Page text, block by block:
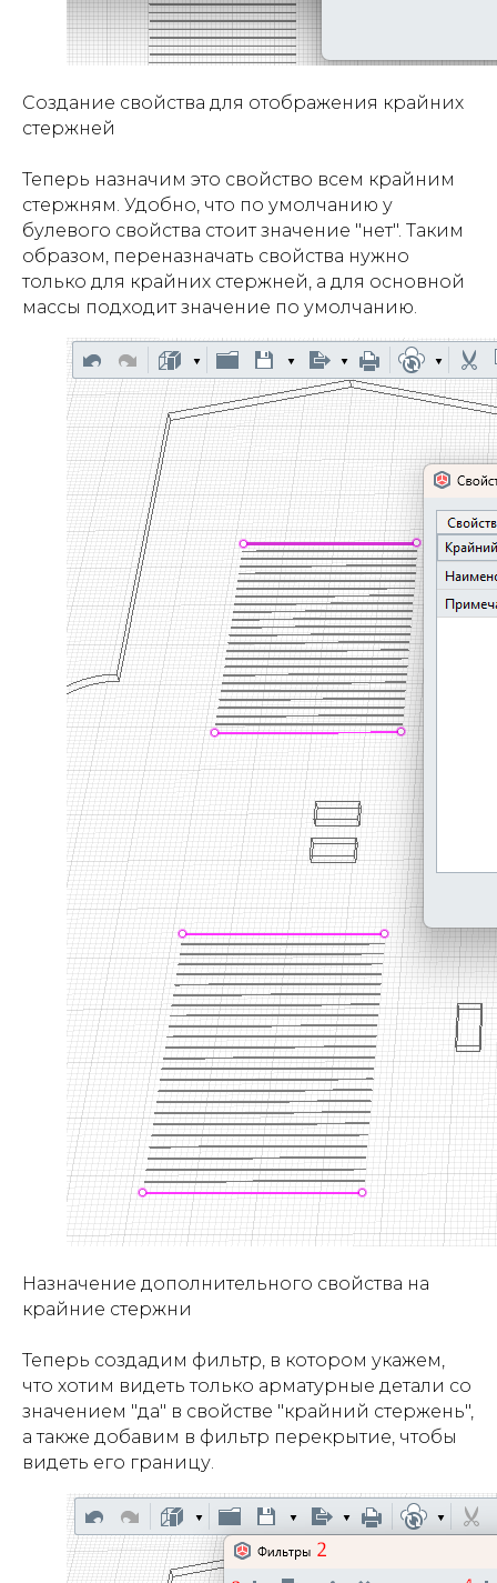
Создание свойства для отображения крайних
стержней
Теперь назначим это свойство всем крайним
стержням. Удобно, что по умолчанию у
булевого свойства стоит значение "нет". Таким
образом, переназначать свойства нужно
только для крайних стержней, а для основной
массы подходит значение по умолчанию.
Назначение дополнительного свойства на
крайние стержни
Теперь создадим фильтр, в котором укажем,
что хотим видеть только арматурные детали со
значением "да" в свойстве "крайний стержень",
а также добавим в фильтр перекрытие, чтобы
видеть его границу.